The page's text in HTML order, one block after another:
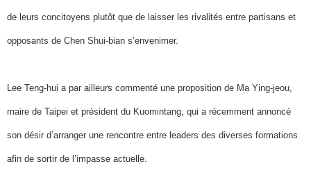
de leurs concitoyens plutôt que de laisser les rivalités entre partisans et
opposants de Chen Shui-bian s’envenimer.
Lee Teng-hui a par ailleurs commenté une proposition de Ma Ying-jeou,
maire de Taipei et président du Kuomintang, qui a récemment annoncé
son désir d’arranger une rencontre entre leaders des diverses formations
afin de sortir de l’impasse actuelle.